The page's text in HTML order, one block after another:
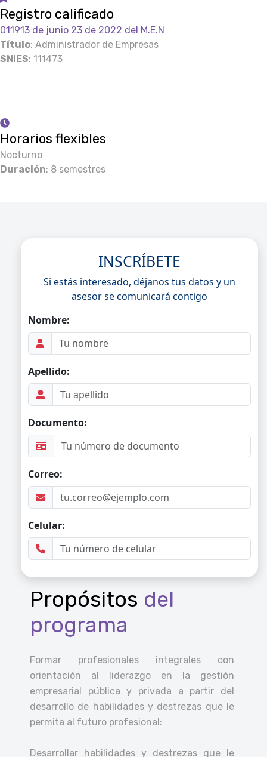
Registro calificado
011913 de junio 23 de 2022 del M.E.N
Título: Administrador de Empresas
SNIES: 111473
Horarios flexibles
Nocturno
Duración: 8 semestres
Propósitos del
programa
Formar profesionales integrales con
orientación al liderazgo en la gestión
empresarial pública y privada a partir del
desarrollo de habilidades y destrezas que le
permita al futuro profesional:
Desarrollar habilidades y destrezas que le